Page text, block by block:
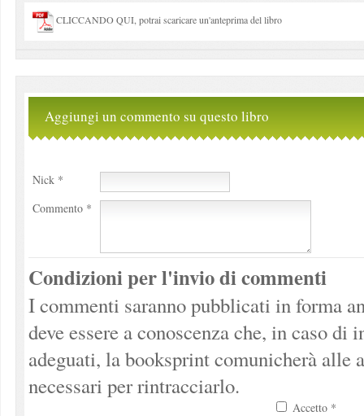
CLICCANDO QUI, potrai scaricare un'anteprima del libro
Aggiungi un commento su questo libro
Nick *
Commento *
Condizioni per l'invio di commenti
I commenti saranno pubblicati in forma
deve essere a conoscenza che, in caso
adeguati, la booksprint comunicherà alle
necessari per rintracciarlo.
Accetto *